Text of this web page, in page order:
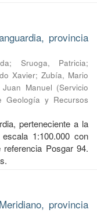
provincia
; Sruoga, Patricia;
Xavier;Zubía, Mario
Juan Manuel (Servicio
Geología y Recursos
perteneciente a la
1:100.000 con
Posgar 94.
provincia